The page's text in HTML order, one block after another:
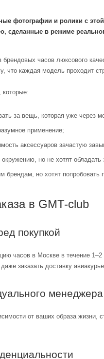
фотографии и ролики с
сделанные в режиме
часов люксового
что каждая модель проходит
за вещь, которая уже через
применение;
аксессуаров зачастую
но не хотят
брендам, но хотят попробовать
в GMT-club
покупкой
часов в Москве в течение
заказать доставку
менеджера
от ваших образа жизни,